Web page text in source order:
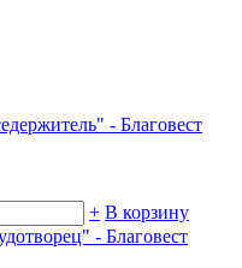
- Благовест
+ В корзину
- Благовест